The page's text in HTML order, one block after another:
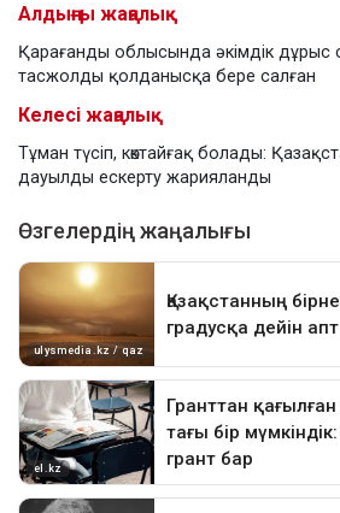
Алдыңғы жаңалық
Қарағанды облысында әкімдік дұрыс
тасжолды қолданысқа бере салған
Келесі жаңалық
Тұман түсіп, көктайғақ болады:
дауылды ескерту жарияланды